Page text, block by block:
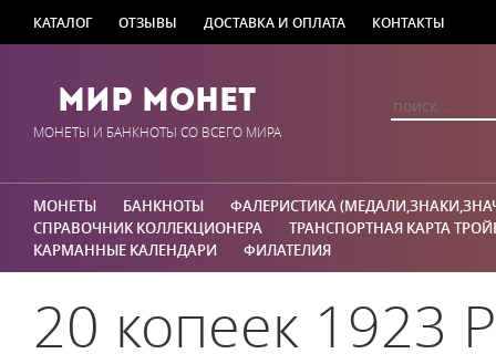
КАТАЛОГ ОТЗЫВЫ ДОСТАВКА И ОПЛАТА КОНТАКТЫ
Мир Монет
МОНЕТЫ И БАНКНОТЫ СО ВСЕГО МИРА
МОНЕТЫ БАНКНОТЫ
ФАЛЕРИСТИКА
СПРАВОЧНИК КОЛЛЕКЦИОНЕРА
ТРАНСПОРТНАЯ КАРТА
КАРМАННЫЕ КАЛЕНДАРИ
ФИЛАТЕЛИЯ
20 копеек 1923